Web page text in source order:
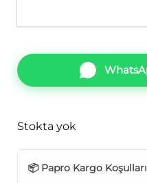
Stokta yok
📦 Papro Kargo Koşulları